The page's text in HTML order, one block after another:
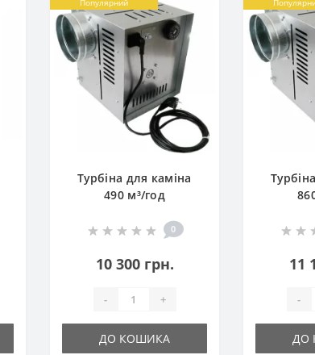
Популярний
Турбіна для каміна
490 м³/год
0
10 300 грн.
- +
ДО КОШИКА
11
-
ДО